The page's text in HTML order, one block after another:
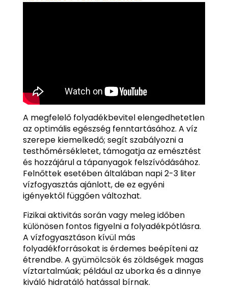
A megfelelő folyadékbevitel elengedhetetlen
az optimális egészség fenntartásához. A víz
szerepe kiemelkedő; segít szabályozni a
testhőmérsékletet, támogatja az emésztést
és hozzájárul a tápanyagok felszívódásához.
Felnőttek esetében általában napi 2-3 liter
vízfogyasztás ajánlott, de ez egyéni
igényektől függően változhat.
Fizikai aktivitás során vagy meleg időben
különösen fontos figyelni a folyadékpótlásra.
A vízfogyasztáson kívül más
folyadékforrásokat is érdemes beépíteni az
étrendbe. A gyümölcsök és zöldségek magas
víztartalmúak; például az uborka és a dinnye
kiváló hidratáló hatással bírnak.